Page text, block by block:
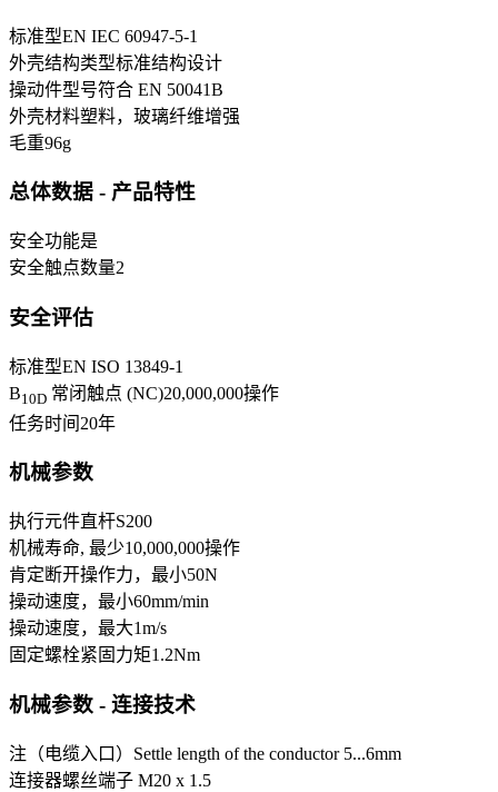
标准型EN IEC 60947-5-1
外壳结构类型标准结构设计
操动件型号符合 EN 50041B
外壳材料塑料，玻璃纤维增强
毛重96g
总体数据 - 产品特性
安全功能是
安全触点数量2
安全评估
标准型EN ISO 13849-1
B10D 常闭触点 (NC)20,000,000操作
任务时间 20年
机械参数
执行元件直杆S200
机械寿命, 最少10,000,000操作
肯定断开操作力，最小50N
操动速度，最小60mm/min
操动速度，最大1m/s
固定螺栓紧固力矩1.2Nm
机械参数 - 连接技术
注（电缆入口） Settle length of the conductor 5...6mm
连接器螺丝端子 M20 x 1.5